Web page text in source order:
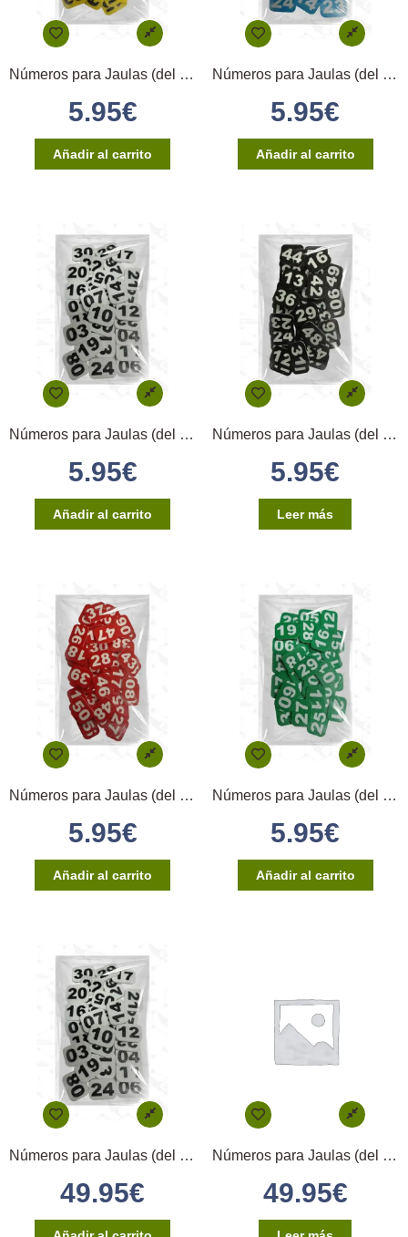
Números para Jaulas (del 1 al 10) – Amarillo
5.95€
Añadir al carrito
Números para Jaulas (del 1 al 10) – Azul
5.95€
Añadir al carrito
Números para Jaulas (del 1 al 10) – Blanco
5.95€
Añadir al carrito
Números para Jaulas (del 1 al 10) – Negro
5.95€
Leer más
Números para Jaulas (del 1 al 10) – Rojo
5.95€
Añadir al carrito
Números para Jaulas (del 1 al 10) – Verde
5.95€
Añadir al carrito
Números para Jaulas (del 1 al 100) – Blanco
49.95€
Números para Jaulas (del 1 al 100) – Bruno
49.95€